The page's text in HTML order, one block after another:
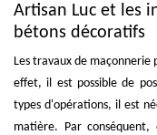
Artisan Luc et les
bétons décoratifs
Les travaux de
effet, il est possible de
types d'opérations, il est
matière. Par